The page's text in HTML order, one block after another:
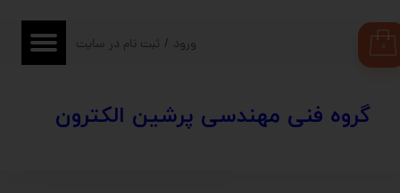
​​گروه فنی مهندسی پرشین الکترون
۰ ورود / ثبت نام در سایت
حساب کاربری من
سفارشات